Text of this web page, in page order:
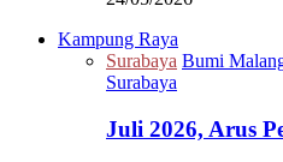
Kampung Raya
Surabaya Bumi
Surabaya
Juli 2026, Arus